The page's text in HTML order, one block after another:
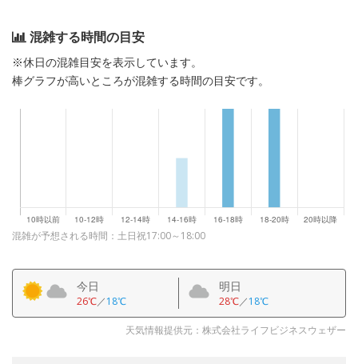
混雑する時間の目安
※休日の混雑目安を表示しています。
棒グラフが高いところが混雑する時間の目安です。
混雑が予想される時間：土日祝17:00～18:00
今日
26℃／18℃
明日
28℃／18℃
天気情報提供元：株式会社ライフビジネスウェザー